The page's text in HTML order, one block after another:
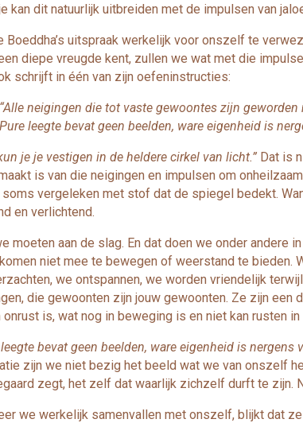
kan dit natuurlijk uitbreiden met de impulsen van
Boeddha’s uitspraak werkelijk voor onszelf te
diepe vreugde kent, zullen we wat met die
schrijft in één van zijn oefeninstructies:
“Alle neigingen die tot vaste gewoontes zijn
Pure leegte bevat geen beelden, ware eigenheid is
je je vestigen in de heldere cirkel van licht.” Dat is
is van die neigingen en impulsen om
vergeleken met stof dat de spiegel bedekt.
en verlichtend.
moeten aan de slag. En dat doen we onder andere
niet mee te bewegen of weerstand te bieden.
we ontspannen, we worden vriendelijk
die gewoonten zijn jouw gewoonten. Ze zijn een
onrust is, wat nog in beweging is en niet kan rusten
leegte bevat geen beelden, ware eigenheid is nergens
zijn we niet bezig het beeld wat we van onszelf
zegt, het zelf dat waarlijk zichzelf durft te
we werkelijk samenvallen met onszelf, blijkt dat